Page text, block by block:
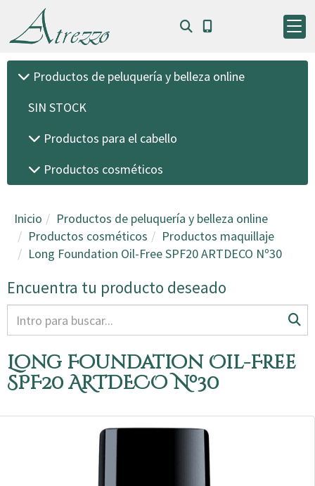
Productos de peluquería y belleza online
SIN STOCK
Productos para el cabello
Productos cosméticos
Inicio
Productos de peluquería y belleza online
Productos cosméticos
Productos maquillaje
Long Foundation Oil-Free SPF20 ARTDECO Nº30
Encuentra tu producto deseado
Long Foundation Oil-Free
SPF20 ARTDECO Nº30